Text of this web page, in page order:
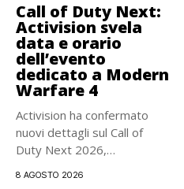
Call of Duty Next:
Activision svela
data e orario
dell’evento
dedicato a Modern
Warfare 4
Activision ha confermato
nuovi dettagli sul Call of
Duty Next 2026,
8 AGOSTO 2026